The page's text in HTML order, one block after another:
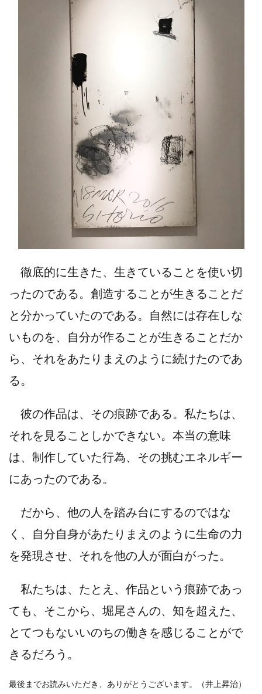
徹底的に生きた、生きていることを使い切
ったのである。創造することが生きることだ
と分かっていたのである。自然には存在しな
いものを、自分が作ることが生きることだか
ら、それをあたりまえのように続けたのであ
る。
彼の作品は、その痕跡である。私たちは、
それを見ることしかできない。本当の意味
は、制作していた行為、その挑むエネルギー
にあったのである。
だから、他の人を踏み台にするのではな
く、自分自身があたりまえのように生命の力
を発現させ、それを他の人が面白がった。
私たちは、たとえ、作品という痕跡であっ
ても、そこから、堀尾さんの、知を超えた、
とてつもないいのちの働きを感じることがで
きるだろう。
最後までお読みいただき、ありがとうございます。（井上昇治）